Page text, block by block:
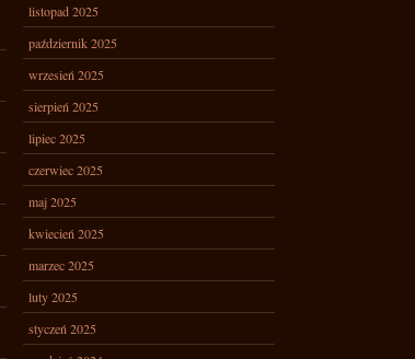
listopad 2025
październik 2025
wrzesień 2025
sierpień 2025
lipiec 2025
czerwiec 2025
maj 2025
kwiecień 2025
marzec 2025
luty 2025
styczeń 2025